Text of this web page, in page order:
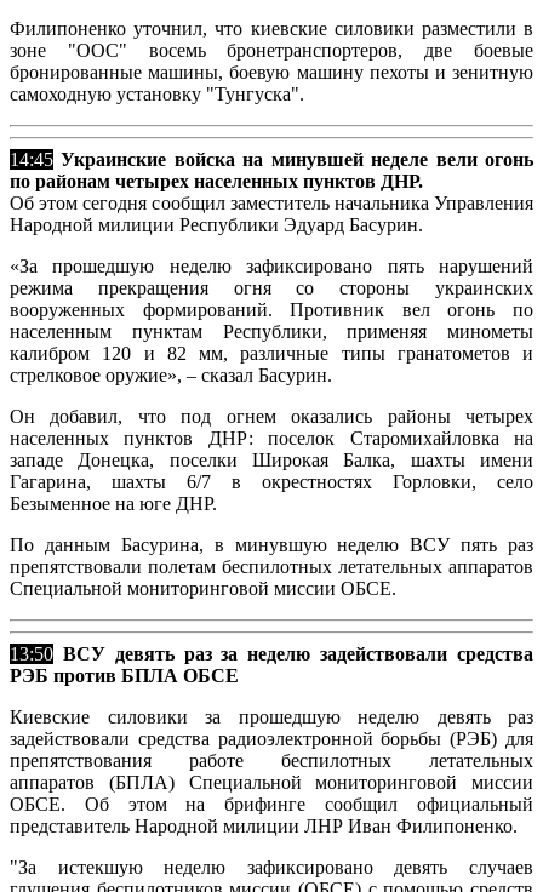
Филипоненко уточнил, что киевские силовики разместили в
зоне "ООС" восемь бронетранспортеров, две боевые
бронированные машины, боевую машину пехоты и зенитную
самоходную установку "Тунгуска".
14:45 Украинские войска на минувшей неделе вели огонь
по районам четырех населенных пунктов ДНР.
Об этом сегодня сообщил заместитель начальника Управления
Народной милиции Республики Эдуард Басурин.
«За прошедшую неделю зафиксировано пять нарушений
режима прекращения огня со стороны украинских
вооруженных формирований. Противник вел огонь по
населенным пунктам Республики, применяя минометы
калибром 120 и 82 мм, различные типы гранатометов и
стрелковое оружие», – сказал Басурин.
Он добавил, что под огнем оказались районы четырех
населенных пунктов ДНР: поселок Старомихайловка на
западе Донецка, поселки Широкая Балка, шахты имени
Гагарина, шахты 6/7 в окрестностях Горловки, село
Безыменное на юге ДНР.
По данным Басурина, в минувшую неделю ВСУ пять раз
препятствовали полетам беспилотных летательных аппаратов
Специальной мониторинговой миссии ОБСЕ.
13:50 ВСУ девять раз за неделю задействовали средства
РЭБ против БПЛА ОБСЕ
Киевские силовики за прошедшую неделю девять раз
задействовали средства радиоэлектронной борьбы (РЭБ) для
препятствования работе беспилотных летательных
аппаратов (БПЛА) Специальной мониторинговой миссии
ОБСЕ. Об этом на брифинге сообщил официальный
представитель Народной милиции ЛНР Иван Филипоненко.
"За истекшую неделю зафиксировано девять случаев